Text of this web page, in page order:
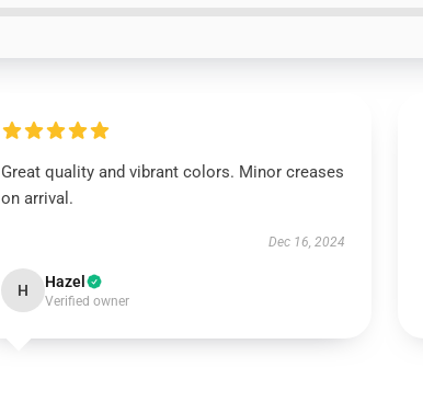
Great quality and vibrant colors. Minor creases
on arrival.
Dec 16, 2024
H Hazel
Verified owner